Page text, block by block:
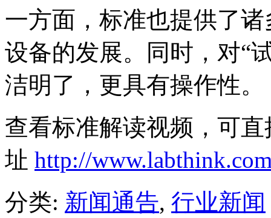
一方面，标准也提供了
设备的发展。同时，对“
洁明了，更具有操作性。
查看标准解读视频，可
址 http://
分类: 新闻通告, 行业新闻